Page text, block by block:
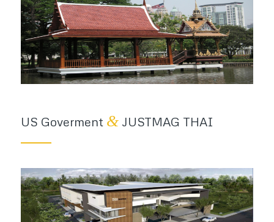
US Goverment &JUSTMAG THAI